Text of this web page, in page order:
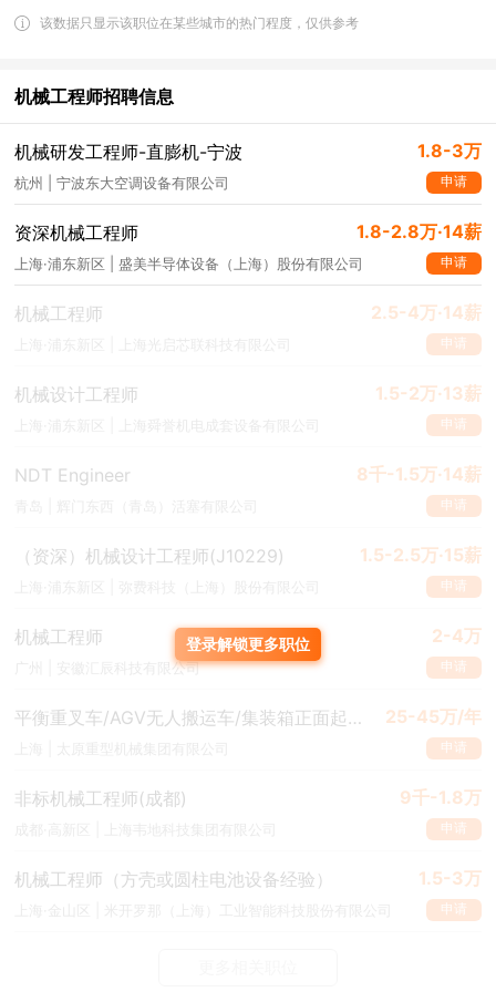
该数据只显示该职位在某些城市的热门程度，仅供参考
机械工程师招聘信息
机械研发工程师-直膨机-宁波 1.8-3万
杭州 | 宁波东大空调设备有限公司 申请
资深机械工程师 1.8-2.8万·14薪
上海·浦东新区 | 盛美半导体设备（上海）股份有限公司 申请
机械工程师 2.5-4万·14薪
申请
机械设计工程师 1.5-2万·13薪
申请
NDT Engineer 8千-1.5万·14薪
申请
（资深）机械设计工程师(J10229) 1.5-2.5万·15薪
申请
机械工程师 2-4万
广州 | 安徽汇辰科技有限公司 申请
平衡重叉车/AGV无人搬运车/集装箱正面起重机 25-45万/年
申请
非标机械工程师(成都) 9千-1.8万
申请
机械工程师（方壳或圆柱电池设备经验） 1.5-3万
申请
登录解锁更多职位